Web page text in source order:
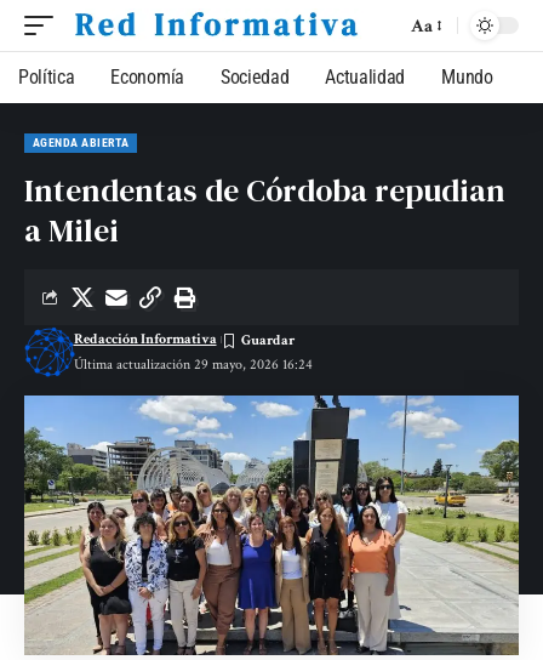
Aa
Política Economía Sociedad Actualidad Mundo
AGENDA ABIERTA
Intendentas de Córdoba repudian
a Milei
Última actualización 29 mayo, 2026 16:24
Redacción Informativa